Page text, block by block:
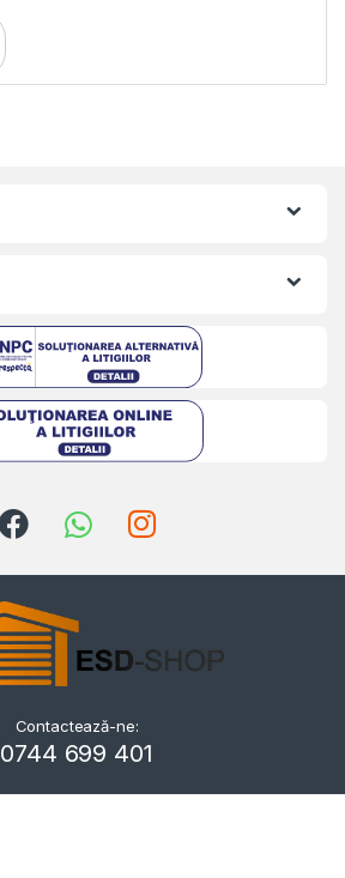
Kriszta
Typically replies within a day
Contactează-ne:
0744 699 401